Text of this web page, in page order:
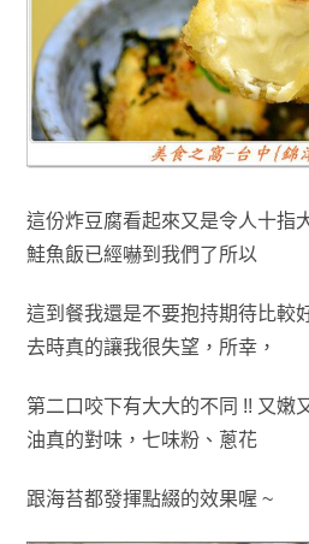
這份炸豆腐看起來又是令人十指
鮭魚飯已經嚇到我們了所以
這到餐我還是不要抱持期待比較
去時真的讓我很失望 ， 所幸，
第二口咬下有大大的不同 !! 又嫩
油真的對味，七味粉、蔥花
跟海苔都發揮點綴的效果喔 ~